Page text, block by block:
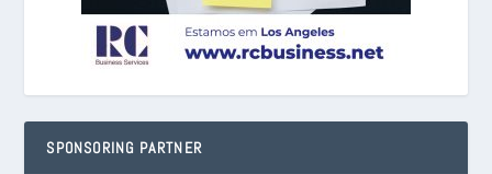
SPONSORING PARTNER